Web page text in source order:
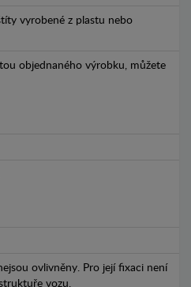
vyrobené z plastu nebo
objednaného výrobku, můžete
ovlivněny. Pro její fixaci není
vozu.